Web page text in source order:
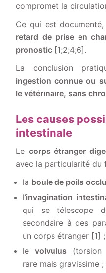
compromet la
Ce qui est documenté,
retard de prise en
pronostic [1;2;4;6].
La conclusion
ingestion connue ou
le vétérinaire, sans
Les causes
intestinale
Le corps étranger
avec la particularité du
la boule de poils
l’invagination
qui se télescope
secondaire à des
un corps étranger [1] ;
levolvulus (torsion
rare mais gravissime ;